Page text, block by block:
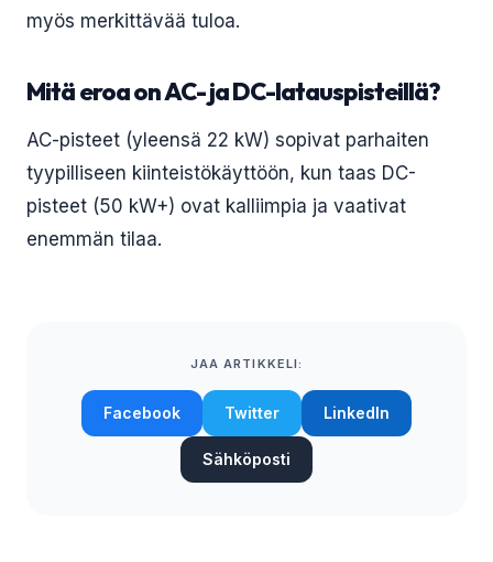
myös merkittävää tuloa.
Mitä eroa on AC- ja DC-latauspisteillä?
AC-pisteet (yleensä 22 kW) sopivat parhaiten
tyypilliseen kiinteistökäyttöön, kun taas DC-
pisteet (50 kW+) ovat kalliimpia ja vaativat
enemmän tilaa.
JAA ARTIKKELI:
Facebook Twitter LinkedIn
Sähköposti